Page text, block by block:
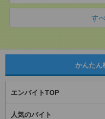
す
かんたん
エンバイトTOP
人気のバイト